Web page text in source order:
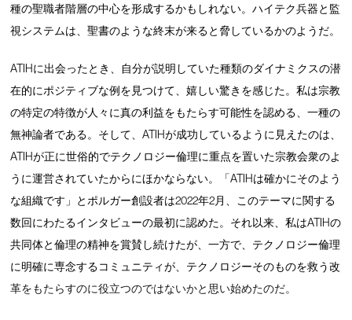
種の聖職者階層の中心を形成するかもしれない。ハイテク兵器と監
視システムは、聖書のような終末が来ると脅しているかのようだ。
ATIHに出会ったとき、自分が説明していた種類のダイナミクスの潜
在的にポジティブな例を見つけて、嬉しい驚きを感じた。私は宗教
の特定の特徴が人々に真の利益をもたらす可能性を認める、一種の
無神論者である。そして、ATIHが成功しているように見えたのは、
ATIHが正に世俗的でテクノロジー倫理に重点を置いた宗教会衆のよ
うに運営されていたからにほかならない。「ATIHは確かにそのよう
な組織です」とポルガー創設者は2022年2月、このテーマに関する
数回にわたるインタビューの最初に認めた。それ以来、私はATIHの
共同体と倫理の精神を賞賛し続けたが、一方で、テクノロジー倫理
に明確に専念するコミュニティが、テクノロジーそのものを救う改
革をもたらすのに役立つのではないかと思い始めたのだ。